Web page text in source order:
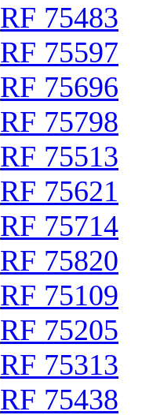
RF 75483
RF 75597
RF 75696
RF 75798
RF 75513
RF 75621
RF 75714
RF 75820
RF 75109
RF 75205
RF 75313
RF 75438